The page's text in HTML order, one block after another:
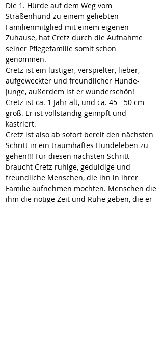
Die 1. Hürde auf dem Weg vom
Straßenhund zu einem geliebten
Familienmitglied mit einem eigenen
Zuhause, hat Cretz durch die Aufnahme
seiner Pflegefamilie somit schon
genommen.
Cretz ist ein lustiger, verspielter, lieber,
aufgeweckter und freundlicher Hunde-
Junge, außerdem ist er wunderschön!
Cretz ist ca. 1 Jahr alt, und ca. 45 - 50 cm
groß. Er ist vollständig geimpft und
kastriert.
Cretz ist also ab sofort bereit den nächsten
Schritt in ein traumhaftes Hundeleben zu
gehen!!! Für diesen nächsten Schritt
braucht Cretz ruhige, geduldige und
freundliche Menschen, die ihn in ihrer
Familie aufnehmen möchten. Menschen die
ihm die nötige Zeit und Ruhe geben, die er